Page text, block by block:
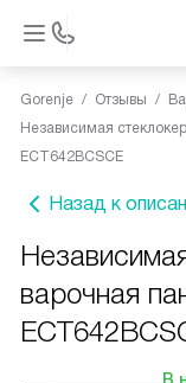
Gorenje Отзывы
Независимая
ECT642BCSCE
Назад к
варочная